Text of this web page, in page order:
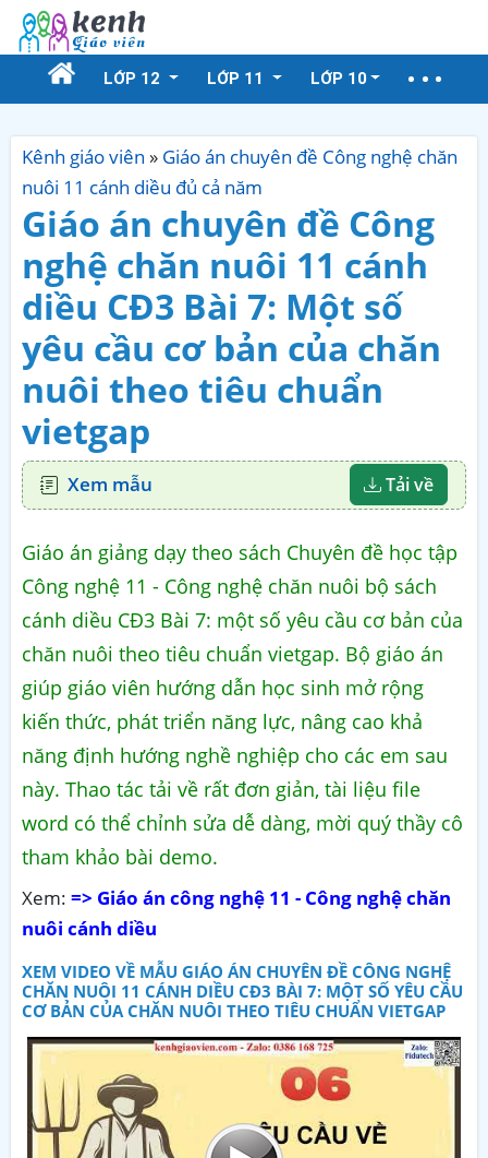
LỚP 12 LỚP 11 LỚP 10
Kênh giáo viên » Giáo án chuyên đề Công nghệ chăn
nuôi 11 cánh diều đủ cả năm
Giáo án chuyên đề Công
nghệ chăn nuôi 11 cánh
diều CĐ3 Bài 7: Một số
yêu cầu cơ bản của chăn
nuôi theo tiêu chuẩn
vietgap
Xem mẫu Tải về
Giáo án giảng dạy theo sách Chuyên đề học tập
Công nghệ 11 - Công nghệ chăn nuôi bộ sách
cánh diều CĐ3 Bài 7: một số yêu cầu cơ bản của
chăn nuôi theo tiêu chuẩn vietgap. Bộ giáo án
giúp giáo viên hướng dẫn học sinh mở rộng
kiến thức, phát triển năng lực, nâng cao khả
năng định hướng nghề nghiệp cho các em sau
này. Thao tác tải về rất đơn giản, tài liệu file
word có thể chỉnh sửa dễ dàng, mời quý thầy cô
tham khảo bài demo.
Xem: => Giáo án công nghệ 11 - Công nghệ chăn
nuôi cánh diều
XEM VIDEO VỀ MẪU GIÁO ÁN CHUYÊN ĐỀ CÔNG NGHỆ
CHĂN NUÔI 11 CÁNH DIỀU CĐ3 BÀI 7: MỘT SỐ YÊU CẦU
CƠ BẢN CỦA CHĂN NUÔI THEO TIÊU CHUẨN VIETGAP